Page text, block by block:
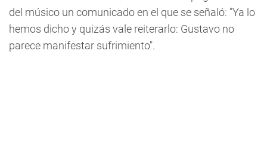
del músico un comunicado en el que se señaló: "Ya lo
hemos dicho y quizás vale reiterarlo: Gustavo no
parece manifestar sufrimiento".